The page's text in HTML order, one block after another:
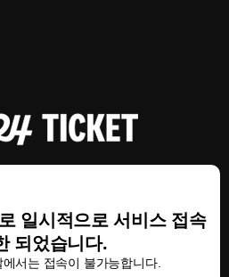
일시적으로 서비스 접속
되었습니다.
서는 접속이 불가능합니다.